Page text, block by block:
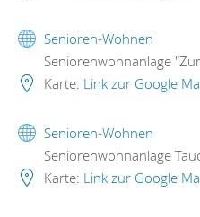
Senioren-Wohnen
Seniorenwohnanlage
Karte: Link zur Google
Senioren-Wohnen
Seniorenwohnanlage
Karte: Link zur Google